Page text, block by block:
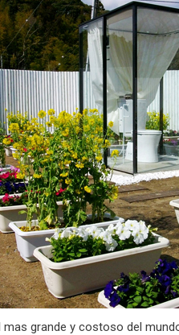
mas grande y costoso del